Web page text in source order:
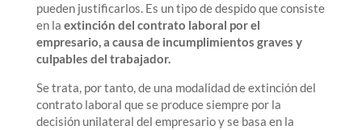
pueden justificarlos. Es un tipo de despido que consiste
en la extinción del contrato laboral por el
empresario, a causa de incumplimientos graves y
culpables del trabajador.
Se trata, por tanto, de una modalidad de extinción del
contrato laboral que se produce siempre por la
decisión unilateral del empresario y se basa en la